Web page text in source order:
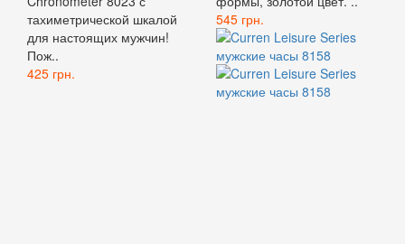
тахиметрической шкалой
для настоящих мужчин!
Пож..
425 грн.
545 грн.